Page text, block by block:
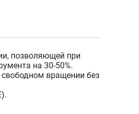
позволяющей при
на 30-50%.
вращении без